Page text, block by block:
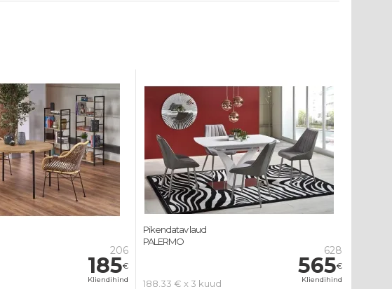
206
185€
Kliendihind
628
565€
Kliendihind
188.33 € x 3 kuud
Pikendatav laud
PALERMO